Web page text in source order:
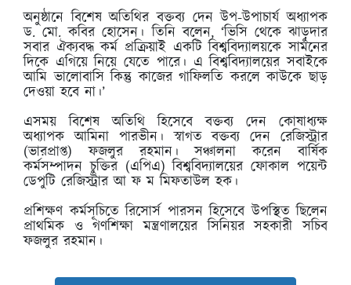
অনুষ্ঠানে বিশেষ অতিথির বক্তব্য দেন উপ-উপাচার্য অধ্যাপক
ড. মো. কবির হোসেন। তিনি বলেন, ‘ভিসি থেকে ঝাড়ুদার
সবার ঐক্যবদ্ধ কর্ম প্রক্রিয়াই একটি বিশ্ববিদ্যালয়কে সামনের
দিকে এগিয়ে নিয়ে যেতে পারে। এ বিশ্ববিদ্যালয়ের সবাইকে
আমি ভালোবাসি কিন্তু কাজের গাফিলতি করলে কাউকে ছাড়
দেওয়া হবে না।’
এসময় বিশেষ অতিথি হিসেবে বক্তব্য দেন কোষাধ্যক্ষ
অধ্যাপক আমিনা পারভীন। স্বাগত বক্তব্য দেন রেজিস্ট্রার
(ভারপ্রাপ্ত) ফজলুর রহমান। সঞ্চালনা করেন বার্ষিক
কর্মসম্পাদন চুক্তির (এপিএ) বিশ্ববিদ্যালয়ের ফোকাল পয়েন্ট
ডেপুটি রেজিস্ট্রার আ ফ ম মিফতাউল হক।
প্রশিক্ষণ কর্মসূচিতে রিসোর্স পারসন হিসেবে উপস্থিত ছিলেন
প্রাথমিক ও গণশিক্ষা মন্ত্রণালয়ের সিনিয়র সহকারী সচিব
ফজলুর রহমান।